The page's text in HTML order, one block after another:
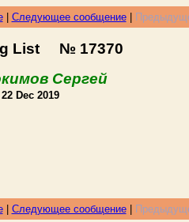
| Следующее сообщение|
List № 17370
Сергей
22 Dec 2019
| Следующее сообщение|